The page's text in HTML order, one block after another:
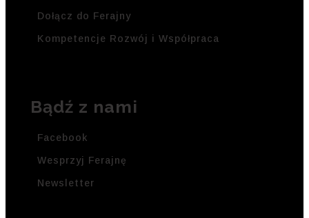
Dołącz do Ferajny
Kompetencje Rozwój i Współpraca
Bądź z nami
Facebook
Wesprzyj Ferajnę
Newsletter